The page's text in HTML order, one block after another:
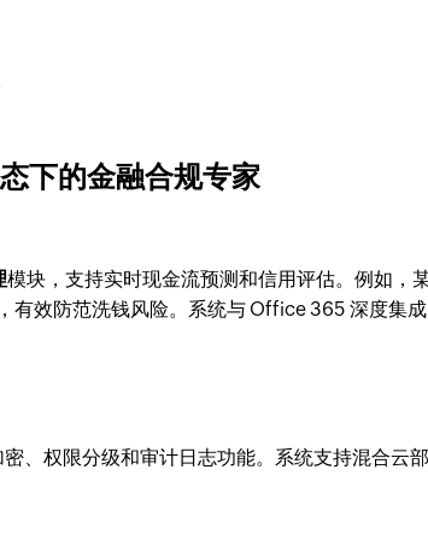
下的金融合规专家
模块，支持实时现金流预测和信用评估。例如，
有效防范洗钱风险。系统与 Office 365 深度集成
、权限分级和审计日志功能。系统支持混合云部